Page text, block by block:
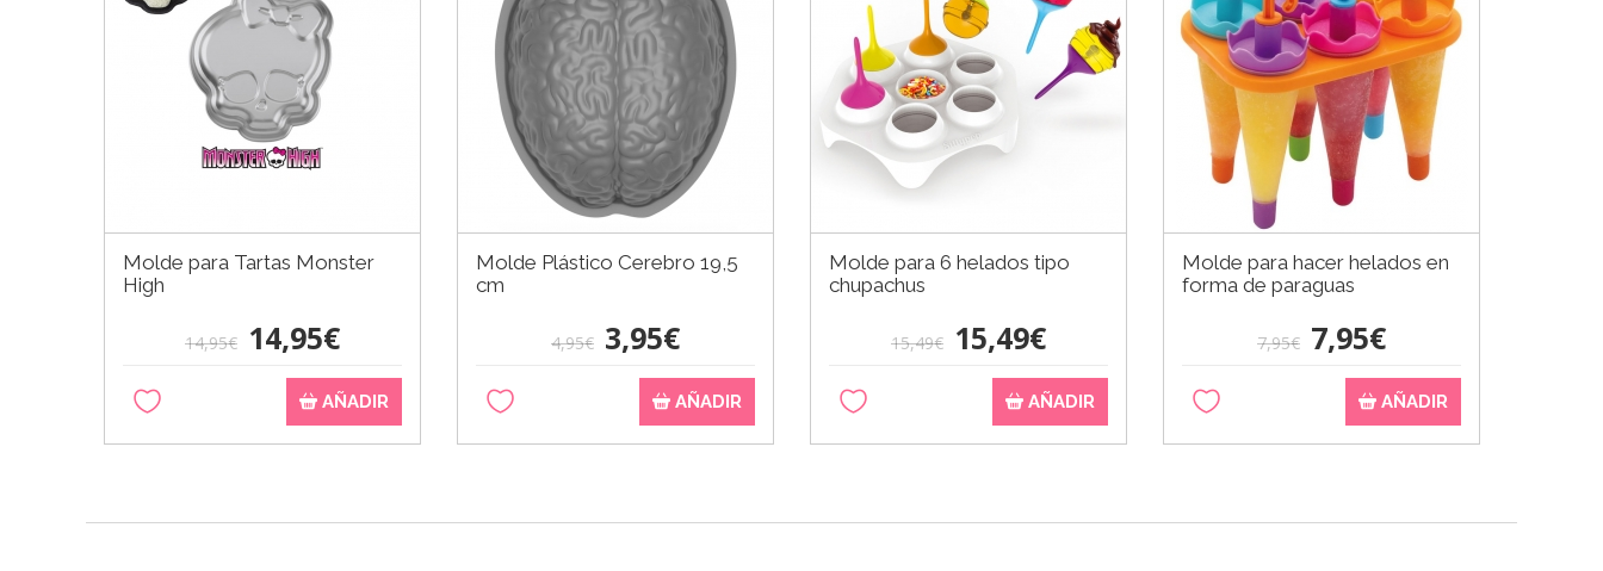
Molde para Tartas Monster
High
14,95€ 14,95€
AÑADIR
Molde Plástico Cerebro 19,5
cm
4,95€ 3,95€
AÑADIR
Molde para 6 helados tipo
chupachus
15,49€ 15,49€
AÑADIR
Molde para hacer helados en
forma de paraguas
7,95€ 7,95€
AÑADIR